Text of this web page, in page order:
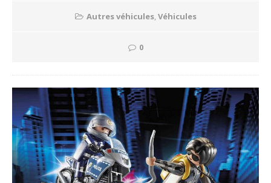
Autres véhicules,Véhicules
0